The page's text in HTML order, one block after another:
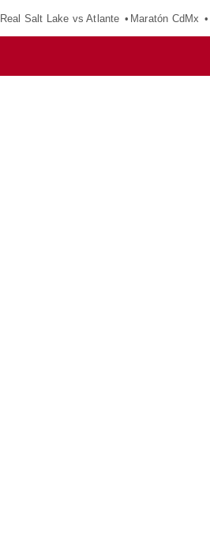
Real Salt Lake vs Atlante Maratón CdMx